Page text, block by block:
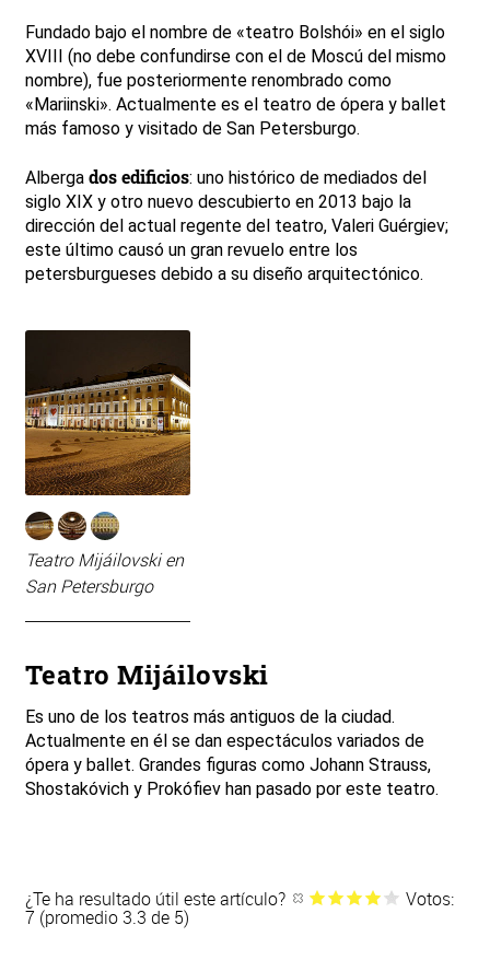
Fundado bajo el nombre de «teatro Bolshói» en el siglo
XVIII (no debe confundirse con el de Moscú del mismo
nombre), fue posteriormente renombrado como
«Mariinski». Actualmente es el teatro de ópera y ballet
más famoso y visitado de San Petersburgo.
Alberga dos edificios: uno histórico de mediados del
siglo XIX y otro nuevo descubierto en 2013 bajo la
dirección del actual regente del teatro, Valeri Guérgiev;
este último causó un gran revuelo entre los
petersburgueses debido a su diseño arquitectónico.
Teatro Mijáilovski en
San Petersburgo
Teatro Mijáilovski
Es uno de los teatros más antiguos de la ciudad.
Actualmente en él se dan espectáculos variados de
ópera y ballet. Grandes figuras como Johann Strauss,
Shostakóvich y Prokófiev han pasado por este teatro.
¿Te ha resultado útil este artículo? Votos:
7 (promedio 3.3 de 5)